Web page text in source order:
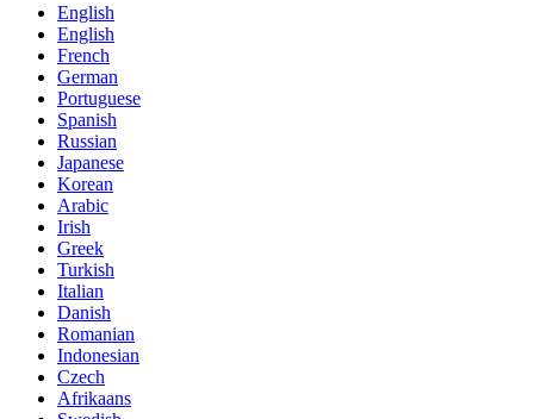
English
English
French
German
Portuguese
Spanish
Russian
Japanese
Korean
Arabic
Irish
Greek
Turkish
Italian
Danish
Romanian
Indonesian
Czech
Afrikaans